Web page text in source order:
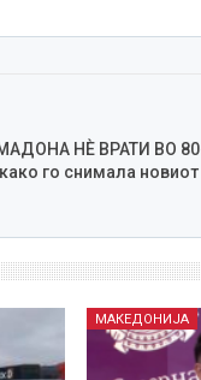
НЀ ВРАТИ ВО 80-
како го снимала новиот
МАКЕДОНИЈА